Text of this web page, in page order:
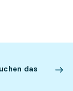
das